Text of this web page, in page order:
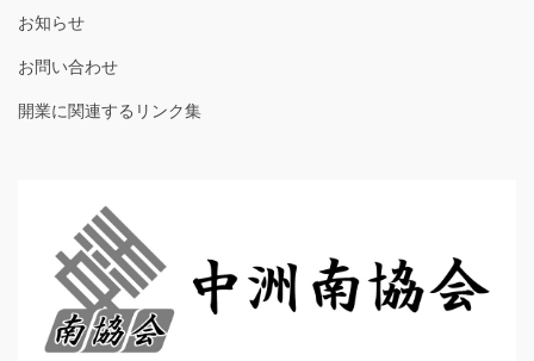
お知らせ
お問い合わせ
開業に関連するリンク集